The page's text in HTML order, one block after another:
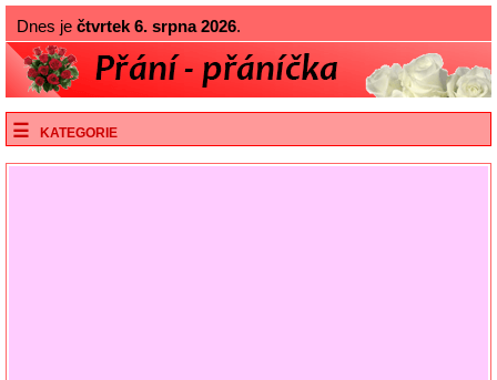
Dnes je čtvrtek 6. srpna 2026.
KATEGORIE